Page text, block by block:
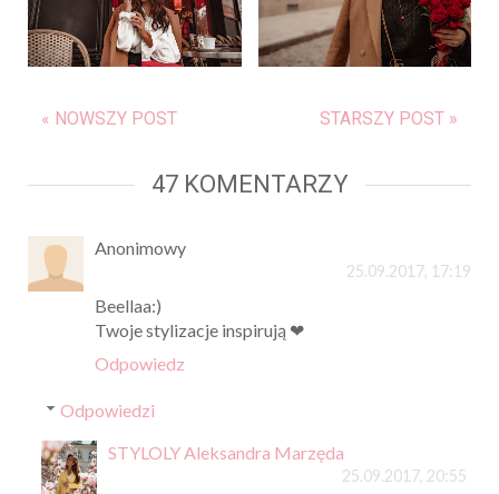
« NOWSZY POST STARSZY POST »
47 KOMENTARZY
Anonimowy
25.09.2017, 17:19
Beellaa:)
Twoje stylizacje inspirują ❤
Odpowiedz
Odpowiedzi
STYLOLY Aleksandra Marzęda
25.09.2017, 20:55